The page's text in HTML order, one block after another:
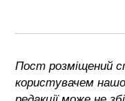
Пост розміщений
користувачем